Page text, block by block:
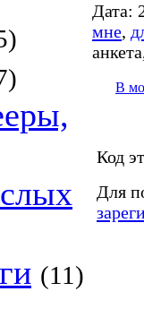
(11)
Дата:
мне,
В
Код
Для